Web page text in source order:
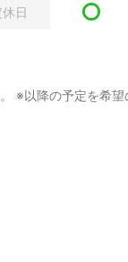
休日
※以降の予定を希